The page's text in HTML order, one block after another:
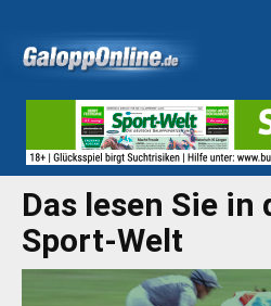
Das lesen Sie in
Sport-Welt